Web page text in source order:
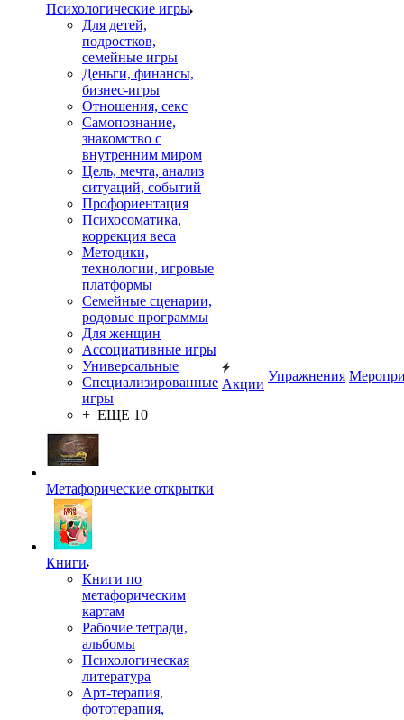
Психологические игры
Для детей,
подростков,
семейные игры
Деньги, финансы,
бизнес-игры
Отношения, секс
Самопознание,
знакомство с
внутренним миром
Цель, мечта, анализ
ситуаций, событий
Профориентация
Психосоматика,
коррекция веса
Методики,
технологии, игровые
платформы
Семейные сценарии,
родовые программы
Для женщин
Ассоциативные игры
Универсальные
Специализированные
игры
+ ЕЩЕ 10
Метафорические открытки
Книги
Книги по
метафорическим
картам
Рабочие тетради,
альбомы
Психологическая
литература
Арт-терапия,
фототерапия,
Акции
Упражнения